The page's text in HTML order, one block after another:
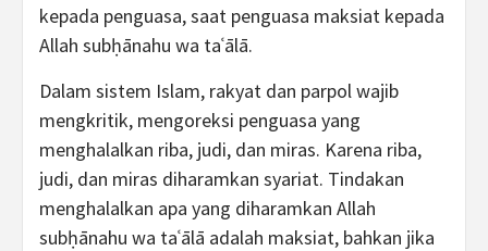
kepada penguasa, saat penguasa maksiat kepada
Allah subḥānahu wa taʿālā.
Dalam sistem Islam, rakyat dan parpol wajib
mengkritik, mengoreksi penguasa yang
menghalalkan riba, judi, dan miras. Karena riba,
judi, dan miras diharamkan syariat. Tindakan
menghalalkan apa yang diharamkan Allah
subḥānahu wa taʿālā adalah maksiat, bahkan jika